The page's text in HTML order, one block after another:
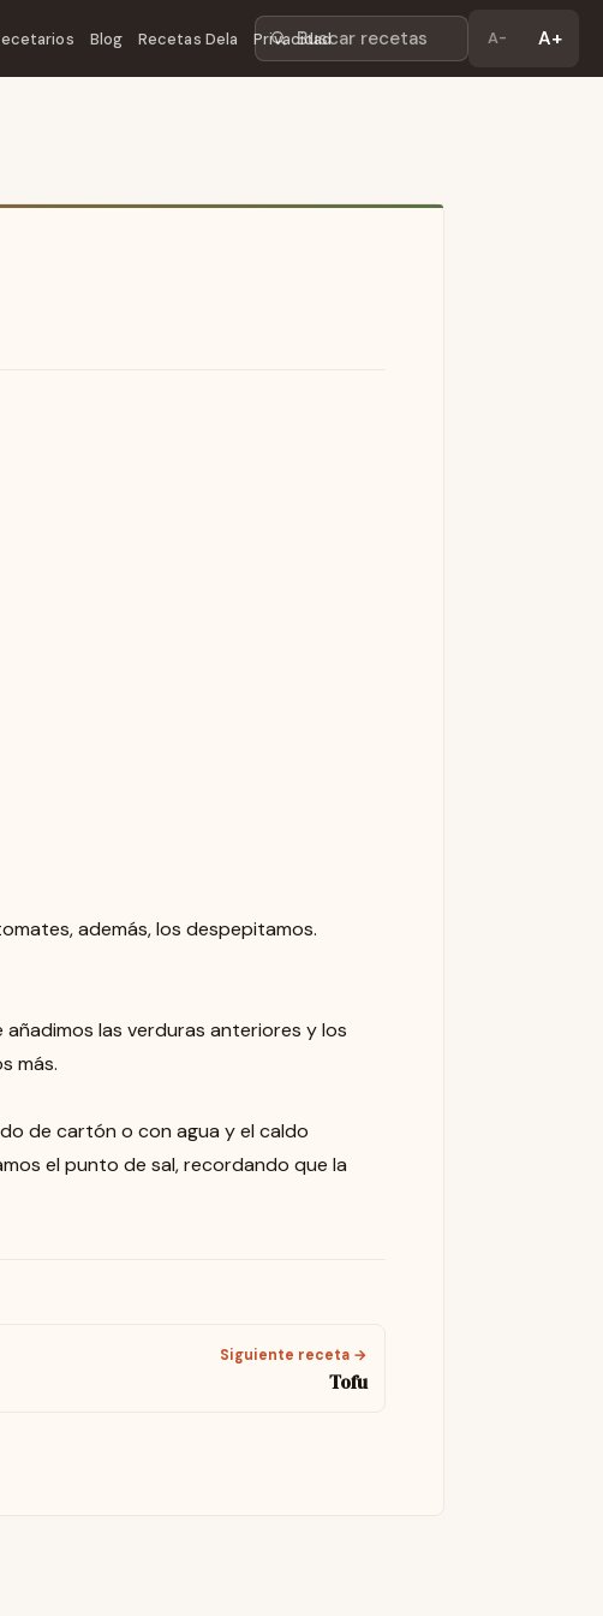
Buscar recetas A- A+
Blog Recetas Dela Privacidad
además, los despepitamos.
las verduras anteriores y los
más.
de cartón o con agua y el caldo
el punto de sal, recordando que la
Siguiente receta →
Tofu